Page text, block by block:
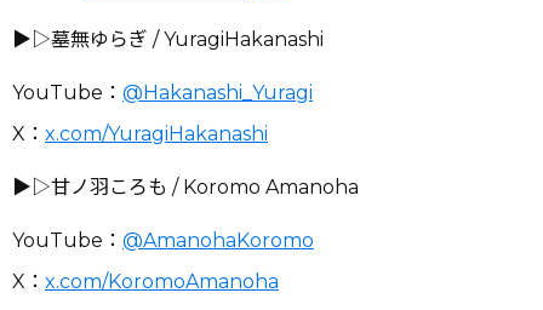
▶︎▷墓無ゆらぎ / YuragiHakanashi
YouTube： @Hakanashi_Yuragi
X： x.com/YuragiHakanashi
▶︎▷甘ノ羽ころも / Koromo Amanoha
YouTube： @AmanohaKoromo
X： x.com/KoromoAmanoha